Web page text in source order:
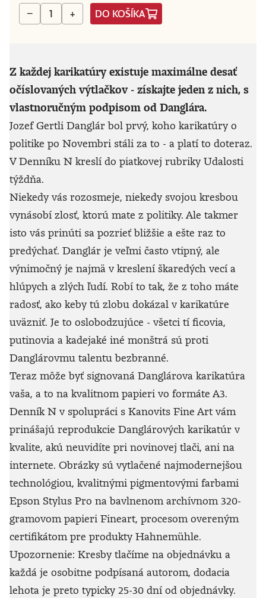
− + DO KOŠÍKA
Z každej karikatúry existuje maximálne desať
očíslovaných výtlačkov - získajte jeden z nich, s
vlastnoručným podpisom od Danglára.
Jozef Gertli Danglár bol prvý, koho karikatúry o
politike po Novembri stáli za to - a platí to doteraz.
V Denníku N kreslí do piatkovej rubriky Udalosti
týždňa.
Niekedy vás rozosmeje, niekedy svojou kresbou
vynásobí zlosť, ktorú mate z politiky. Ale takmer
isto vás prinúti sa pozrieť bližšie a ešte raz to
predýchať. Danglár je veľmi často vtipný, ale
výnimočný je najmä v kreslení škaredých vecí a
hlúpych a zlých ľudí. Robí to tak, že z toho máte
radosť, ako keby tú zlobu dokázal v karikatúre
uväzniť. Je to oslobodzujúce - všetci tí ficovia,
putinovia a kadejaké iné monštrá sú proti
Danglárovmu talentu bezbranné.
Teraz môže byť signovaná Danglárova karikatúra
vaša, a to na kvalitnom papieri vo formáte A3.
Denník N v spolupráci s Kanovits Fine Art vám
prinášajú reprodukcie Danglárových karikatúr v
kvalite, akú neuvidíte pri novinovej tlači, ani na
internete. Obrázky sú vytlačené najmodernejšou
technológiou, kvalitnými pigmentovými farbami
Epson Stylus Pro na bavlnenom archívnom 320-
gramovom papieri Fineart, procesom overeným
certifikátom pre produkty Hahnemühle.
Upozornenie: Kresby tlačíme na objednávku a
každá je osobitne podpísaná autorom, dodacia
lehota je preto typicky 25-30 dní od objednávky.